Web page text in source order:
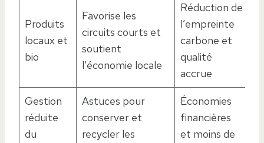
Produits
locaux et
bio
Favorise les
circuits courts et
soutient
l’économie locale
Réduction de
l’empreinte
carbone et
qualité
accrue
Gestion
réduite
du
Astuces pour
conserver et
recycler les
Économies
financières
et moins de